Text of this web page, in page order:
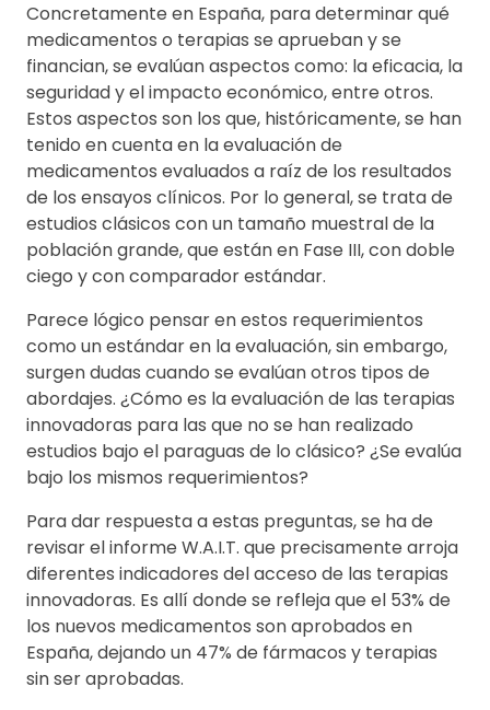
Concretamente en España, para determinar qué
medicamentos o terapias se aprueban y se
financian, se evalúan aspectos como: la eficacia, la
seguridad y el impacto económico, entre otros.
Estos aspectos son los que, históricamente, se han
tenido en cuenta en la evaluación de
medicamentos evaluados a raíz de los resultados
de los ensayos clínicos. Por lo general, se trata de
estudios clásicos con un tamaño muestral de la
población grande, que están en Fase III, con doble
ciego y con comparador estándar.
Parece lógico pensar en estos requerimientos
como un estándar en la evaluación, sin embargo,
surgen dudas cuando se evalúan otros tipos de
abordajes. ¿Cómo es la evaluación de las terapias
innovadoras para las que no se han realizado
estudios bajo el paraguas de lo clásico? ¿Se evalúa
bajo los mismos requerimientos?
Para dar respuesta a estas preguntas, se ha de
revisar el informe W.A.I.T. que precisamente arroja
diferentes indicadores del acceso de las terapias
innovadoras. Es allí donde se refleja que el 53% de
los nuevos medicamentos son aprobados en
España, dejando un 47% de fármacos y terapias
sin ser aprobadas.